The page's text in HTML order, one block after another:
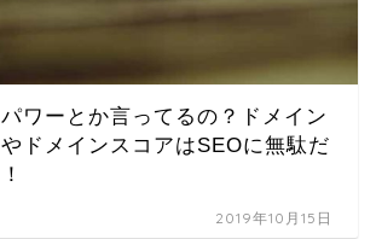
ワーとか言ってるの？ドメイン
ドメインスコアはSEOに無駄だ
2019年10月15日